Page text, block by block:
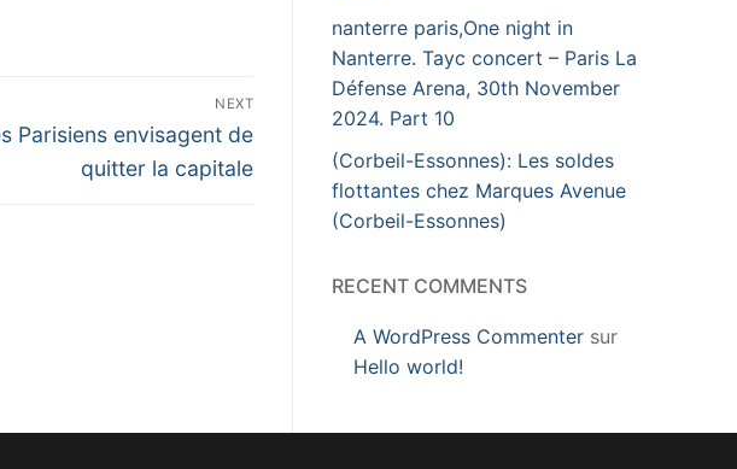
NEXT
Parisiens envisagent de
quitter la capitale
nanterre paris,One night in
Nanterre. Tayc concert – Paris La
Défense Arena, 30th November
2024. Part 10
(Corbeil-Essonnes): Les soldes
flottantes chez Marques Avenue
(Corbeil-Essonnes)
RECENT COMMENTS
A WordPress Commenter sur
Hello world!